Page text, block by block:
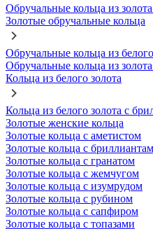
Обручальные кольца из
Золотые обручальные кольца
Обручальные кольца из
Обручальные кольца из
Кольца из белого золота
Кольца из белого золота с
Золотые женские кольца
Золотые кольца с аметистом
Золотые кольца с
Золотые кольца с гранатом
Золотые кольца с жемчугом
Золотые кольца с изумрудом
Золотые кольца с рубином
Золотые кольца с сапфиром
Золотые кольца с топазами